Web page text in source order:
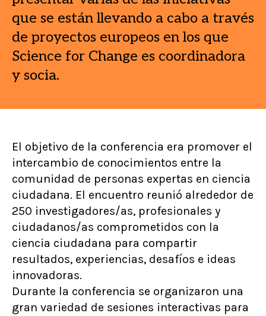
que se están llevando a cabo a través
de proyectos europeos en los que
Science for Change es coordinadora
y socia.
El objetivo de la conferencia era promover el
intercambio de conocimientos entre la
comunidad de personas expertas en ciencia
ciudadana. El encuentro reunió alrededor de
250 investigadores/as, profesionales y
ciudadanos/as comprometidos con la
ciencia ciudadana para compartir
resultados, experiencias, desafíos e ideas
innovadoras.
Durante la conferencia se organizaron una
gran variedad de sesiones interactivas para